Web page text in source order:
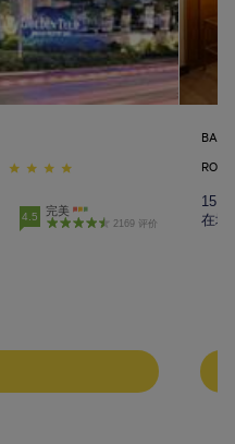
4.5 完美
2169 评价
BALI
15.6
在地